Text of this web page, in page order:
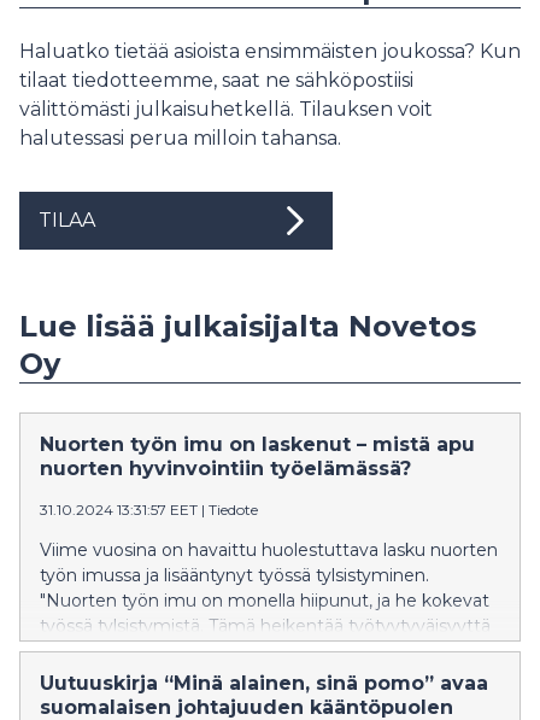
Haluatko tietää asioista ensimmäisten joukossa? Kun
tilaat tiedotteemme, saat ne sähköpostiisi
välittömästi julkaisuhetkellä. Tilauksen voit
halutessasi perua milloin tahansa.
TILAA
Lue lisää julkaisijalta Novetos
Oy
Nuorten työn imu on laskenut – mistä apu
nuorten hyvinvointiin työelämässä?
31.10.2024 13:31:57 EET | Tiedote
Viime vuosina on havaittu huolestuttava lasku nuorten
työn imussa ja lisääntynyt työssä tylsistyminen.
"Nuorten työn imu on monella hiipunut, ja he kokevat
työssä tylsistymistä. Tämä heikentää työtyytyväisyyttä
ja voi pahimmillaan johtaa työuupumukseen," alusti
valmentaja Pia Jäminki-Hovi valmennusyritys
Novetoksen 31.10. pitämässä webinaarissa. "Työn imu
Uutuuskirja “Minä alainen, sinä pomo” avaa
suomalaisen johtajuuden kääntöpuolen